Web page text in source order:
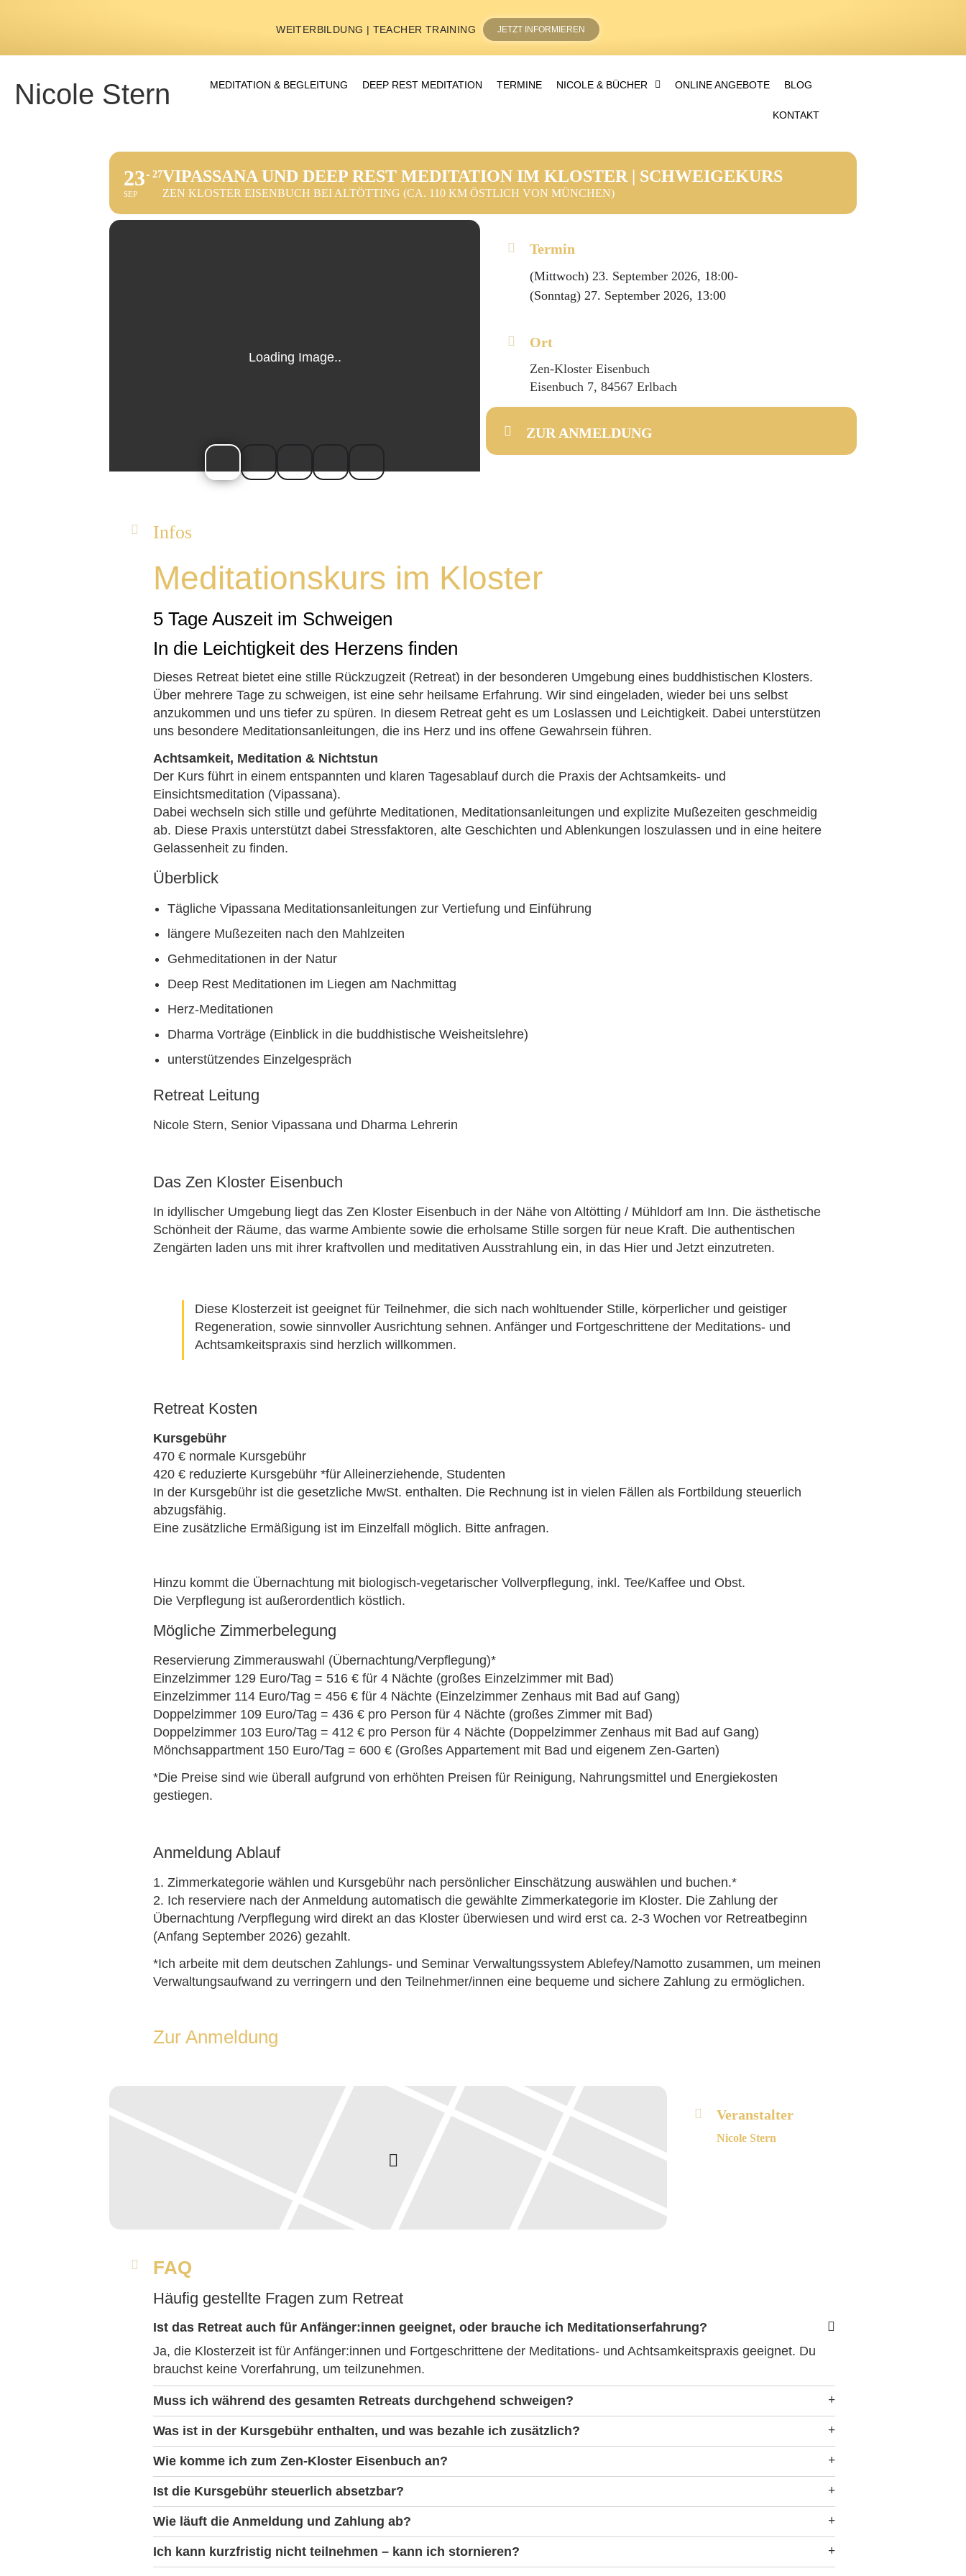
WEITERBILDUNG | TEACHER TRAINING JETZT INFORMIEREN
Nicole Stern MEDITATION & BEGLEITUNG DEEP REST MEDITATION TERMINE NICOLE & BÜCHER ONLINE ANGEBOTE BLOG
KONTAKT
23
SEP
27VIPASSANA UND DEEP REST MEDITATION IM KLOSTER | SCHWEIGEKURS
ZEN KLOSTER EISENBUCH BEI ALTÖTTING (CA. 110 KM ÖSTLICH VON MÜNCHEN)
Termin
(Mittwoch) 23. September 2026, 18:00-
(Sonntag) 27. September 2026, 13:00
Ort
Zen-Kloster Eisenbuch
Eisenbuch 7, 84567 Erlbach
ZUR ANMELDUNG
Infos
Meditationskurs im Kloster
5 Tage Auszeit im Schweigen
In die Leichtigkeit des Herzens finden
Dieses Retreat bietet eine stille Rückzugzeit (Retreat) in der besonderen Umgebung eines buddhistischen Klosters.
Über mehrere Tage zu schweigen, ist eine sehr heilsame Erfahrung. Wir sind eingeladen, wieder bei uns selbst
anzukommen und uns tiefer zu spüren. In diesem Retreat geht es um Loslassen und Leichtigkeit. Dabei unterstützen
uns besondere Meditationsanleitungen, die ins Herz und ins offene Gewahrsein führen.
Achtsamkeit, Meditation & Nichtstun
Der Kurs führt in einem entspannten und klaren Tagesablauf durch die Praxis der Achtsamkeits- und
Einsichtsmeditation (Vipassana).
Dabei wechseln sich stille und geführte Meditationen, Meditationsanleitungen und explizite Mußezeiten geschmeidig
ab. Diese Praxis unterstützt dabei Stressfaktoren, alte Geschichten und Ablenkungen loszulassen und in eine heitere
Gelassenheit zu finden.
Überblick
Tägliche Vipassana Meditationsanleitungen zur Vertiefung und Einführung
längere Mußezeiten nach den Mahlzeiten
Gehmeditationen in der Natur
Deep Rest Meditationen im Liegen am Nachmittag
Herz-Meditationen
Dharma Vorträge (Einblick in die buddhistische Weisheitslehre)
unterstützendes Einzelgespräch
Retreat Leitung
Nicole Stern, Senior Vipassana und Dharma Lehrerin
Das Zen Kloster Eisenbuch
In idyllischer Umgebung liegt das Zen Kloster Eisenbuch in der Nähe von Altötting / Mühldorf am Inn. Die ästhetische
Schönheit der Räume, das warme Ambiente sowie die erholsame Stille sorgen für neue Kraft. Die authentischen
Zengärten laden uns mit ihrer kraftvollen und meditativen Ausstrahlung ein, in das Hier und Jetzt einzutreten.
Diese Klosterzeit ist geeignet für Teilnehmer, die sich nach wohltuender Stille, körperlicher und geistiger
Regeneration, sowie sinnvoller Ausrichtung sehnen. Anfänger und Fortgeschrittene der Meditations- und
Achtsamkeitspraxis sind herzlich willkommen.
Retreat Kosten
Kursgebühr
470 € normale Kursgebühr
420 € reduzierte Kursgebühr *für Alleinerziehende, Studenten
In der Kursgebühr ist die gesetzliche MwSt. enthalten. Die Rechnung ist in vielen Fällen als Fortbildung steuerlich
abzugsfähig.
Eine zusätzliche Ermäßigung ist im Einzelfall möglich. Bitte anfragen.
Hinzu kommt die Übernachtung mit biologisch-vegetarischer Vollverpflegung, inkl. Tee/Kaffee und Obst.
Die Verpflegung ist außerordentlich köstlich.
Mögliche Zimmerbelegung
Reservierung Zimmerauswahl (Übernachtung/Verpflegung)*
Einzelzimmer 129 Euro/Tag = 516 € für 4 Nächte (großes Einzelzimmer mit Bad)
Einzelzimmer 114 Euro/Tag = 456 € für 4 Nächte (Einzelzimmer Zenhaus mit Bad auf Gang)
Doppelzimmer 109 Euro/Tag = 436 € pro Person für 4 Nächte (großes Zimmer mit Bad)
Doppelzimmer 103 Euro/Tag = 412 € pro Person für 4 Nächte (Doppelzimmer Zenhaus mit Bad auf Gang)
Mönchsappartment 150 Euro/Tag = 600 € (Großes Appartement mit Bad und eigenem Zen-Garten)
*Die Preise sind wie überall aufgrund von erhöhten Preisen für Reinigung, Nahrungsmittel und Energiekosten
gestiegen.
Anmeldung Ablauf
1. Zimmerkategorie wählen und Kursgebühr nach persönlicher Einschätzung auswählen und buchen.*
2. Ich reserviere nach der Anmeldung automatisch die gewählte Zimmerkategorie im Kloster. Die Zahlung der
Übernachtung /Verpflegung wird direkt an das Kloster überwiesen und wird erst ca. 2-3 Wochen vor Retreatbeginn
(Anfang September 2026) gezahlt.
*Ich arbeite mit dem deutschen Zahlungs- und Seminar Verwaltungssystem Ablefey/Namotto zusammen, um meinen
Verwaltungsaufwand zu verringern und den Teilnehmer/innen eine bequeme und sichere Zahlung zu ermöglichen.
Zur Anmeldung
Veranstalter
Nicole Stern
FAQ
Häufig gestellte Fragen zum Retreat
Ist das Retreat auch für Anfänger:innen geeignet, oder brauche ich Meditationserfahrung?
Ja, die Klosterzeit ist für Anfänger:innen und Fortgeschrittene der Meditations- und Achtsamkeitspraxis geeignet. Du
brauchst keine Vorerfahrung, um teilzunehmen.
Muss ich während des gesamten Retreats durchgehend schweigen?
Was ist in der Kursgebühr enthalten, und was bezahle ich zusätzlich?
Wie komme ich zum Zen-Kloster Eisenbuch an?
Ist die Kursgebühr steuerlich absetzbar?
Wie läuft die Anmeldung und Zahlung ab?
Ich kann kurzfristig nicht teilnehmen – kann ich stornieren?